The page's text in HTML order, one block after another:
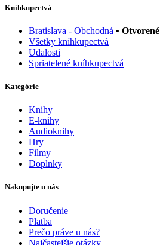
Kníhkupectvá
Bratislava - Obchodná •
Všetky kníhkupectvá
Udalosti
Spriatelené kníhkupectvá
Kategórie
Knihy
E-knihy
Audioknihy
Hry
Filmy
Doplnky
Nakupujte u nás
Doručenie
Platba
Prečo práve u nás?
Najčastejšie otázky